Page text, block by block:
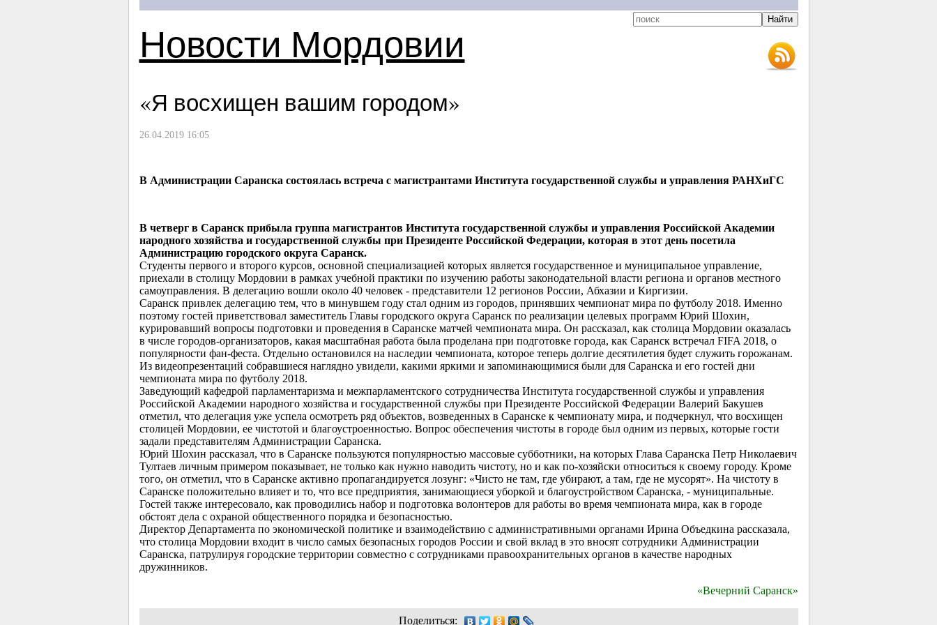
Новости Мордовии
«Я восхищен вашим городом»
26.04.2019 16:05
В Администрации Саранска состоялась встреча с магистрантами Института государственной службы и управления РАНХиГС
В четверг в Саранск прибыла группа магистрантов Института государственной службы и управления Российской Академии
народного хозяйства и государственной службы при Президенте Российской Федерации, которая в этот день посетила
Администрацию городского округа Саранск.
Студенты первого и второго курсов, основной специализацией которых является государственное и муниципальное управление,
приехали в столицу Мордовии в рамках учебной практики по изучению работы законодательной власти региона и органов местного
самоуправления. В делегацию вошли около 40 человек - представители 12 регионов России, Абхазии и Киргизии.
Саранск привлек делегацию тем, что в минувшем году стал одним из городов, принявших чемпионат мира по футболу 2018. Именно
поэтому гостей приветствовал заместитель Главы городского округа Саранск по реализации целевых программ Юрий Шохин,
курировавший вопросы подготовки и проведения в Саранске матчей чемпионата мира. Он рассказал, как столица Мордовии оказалась
в числе городов-организаторов, какая масштабная работа была проделана при подготовке города, как Саранск встречал FIFA 2018, о
популярности фан-феста. Отдельно остановился на наследии чемпионата, которое теперь долгие десятилетия будет служить горожанам.
Из видеопрезентаций собравшиеся наглядно увидели, какими яркими и запоминающимися были для Саранска и его гостей дни
чемпионата мира по футболу 2018.
Заведующий кафедрой парламентаризма и межпарламентского сотрудничества Института государственной службы и управления
Российской Академии народного хозяйства и государственной службы при Президенте Российской Федерации Валерий Бакушев
отметил, что делегация уже успела осмотреть ряд объектов, возведенных в Саранске к чемпионату мира, и подчеркнул, что восхищен
столицей Мордовии, ее чистотой и благоустроенностью. Вопрос обеспечения чистоты в городе был одним из первых, которые гости
задали представителям Администрации Саранска.
Юрий Шохин рассказал, что в Саранске пользуются популярностью массовые субботники, на которых Глава Саранска Петр Николаевич
Тултаев личным примером показывает, не только как нужно наводить чистоту, но и как по-хозяйски относиться к своему городу. Кроме
того, он отметил, что в Саранске активно пропагандируется лозунг: «Чисто не там, где убирают, а там, где не мусорят». На чистоту в
Саранске положительно влияет и то, что все предприятия, занимающиеся уборкой и благоустройством Саранска, - муниципальные.
Гостей также интересовало, как проводились набор и подготовка волонтеров для работы во время чемпионата мира, как в городе
обстоят дела с охраной общественного порядка и безопасностью.
Директор Департамента по экономической политике и взаимодействию с административными органами Ирина Объедкина рассказала,
что столица Мордовии входит в число самых безопасных городов России и свой вклад в это вносят сотрудники Администрации
Саранска, патрулируя городские территории совместно с сотрудниками правоохранительных органов в качестве народных
дружинников.
«Вечерний Саранск»
Поделиться: